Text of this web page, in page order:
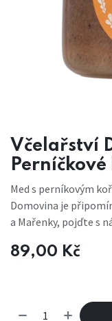
Včelařství
Med s perníkovým
Domovina je
a Mařenky, pojďte s
89,00 Kč